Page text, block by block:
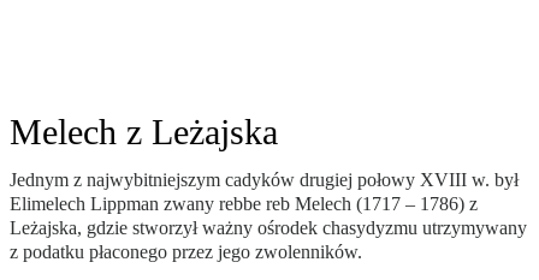
Melech z Leżajska
Jednym z najwybitniejszym cadyków drugiej połowy XVIII w. był
Elimelech Lippman zwany rebbe reb Melech (1717 – 1786) z
Leżajska, gdzie stworzył ważny ośrodek chasydyzmu utrzymywany
z podatku płaconego przez jego zwolenników.